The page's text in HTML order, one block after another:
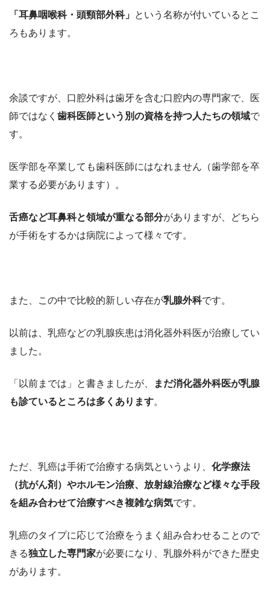
「耳鼻咽喉科・頭頸部外科」 という名称が付いているとこ
ろもあります。
余談ですが、口腔外科は歯牙を含む口腔内の専門家で、医
師ではなく 歯科医師という別の資格を持つ人たちの領域で
す。
医学部を卒業しても歯科医師にはなれません（歯学部を卒
業する必要があります）。
舌癌など耳鼻科と領域が重なる部分がありますが、どちら
が手術をするかは病院によって様々です。
また、この中で比較的新しい存在が乳腺外科です。
以前は、乳癌などの乳腺疾患は消化器外科医が治療してい
ました。
「以前までは」と書きましたが、
まだ消化器外科医が乳腺
も診ているところは多くあります。
ただ、乳癌は手術で治療する病気というより、 化学療法
（抗がん剤）やホルモン治療、放射線治療など様々な手段
を組み合わせて治療すべき複雑な病気です。
乳癌のタイプに応じて治療をうまく組み合わせることので
きる独立した専門家が必要になり、乳腺外科ができた歴史
があります。